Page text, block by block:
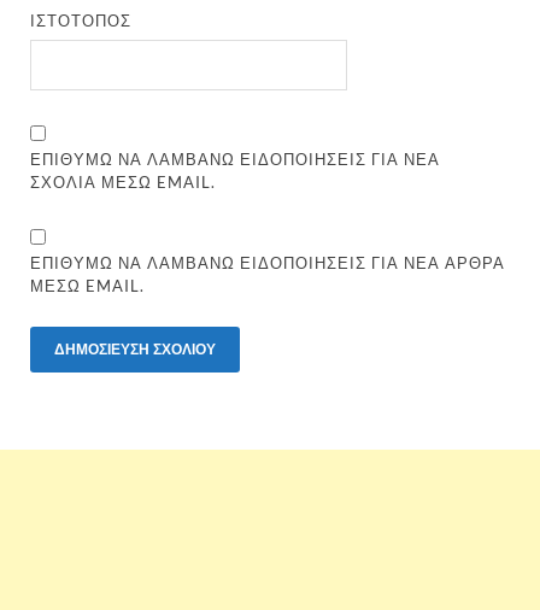
ΙΣΤΌΤΟΠΟΣ
ΕΠΙΘΥΜΏ ΝΑ ΛΑΜΒΆΝΩ ΕΙΔΟΠΟΙΉΣΕΙΣ ΓΙΑ ΝΈΑ
ΣΧΌΛΙΑ ΜΈΣΩ EMAIL.
ΕΠΙΘΥΜΏ ΝΑ ΛΑΜΒΆΝΩ ΕΙΔΟΠΟΙΉΣΕΙΣ ΓΙΑ ΝΈΑ ΆΡΘΡΑ
ΜΈΣΩ EMAIL.